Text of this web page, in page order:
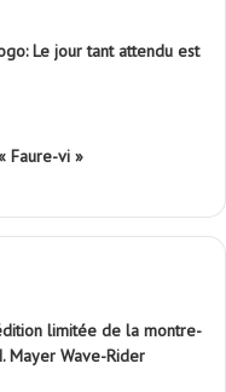
Le jour tant attendu est
« Faure-vi »
limitée de la montre-
Mayer Wave-Rider